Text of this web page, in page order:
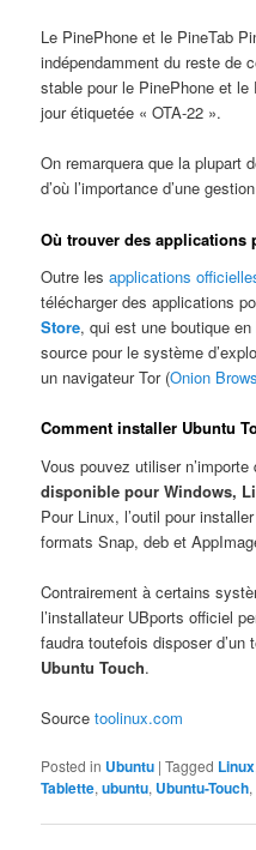
Le PinePhone et le PineTab
indépendamment du reste de
stable pour le PinePhone et
jour étiquetée « OTA-22 ».
On remarquera que la plupart
d’où l’importance d’une
Où trouver des applications
Outre lesapplications
télécharger des applications
Store, qui est une boutique
source pour le système
un navigateur Tor (Onion
Comment installer Ubuntu
Vous pouvez utiliser n’importe
disponible pour Windows,
Pour Linux, l’outil pour
formats Snap, deb et
Contrairement à certains
l’installateur UBports officiel
faudra toutefois disposer d’un
Ubuntu Touch.
Sourcetoolinux.com
Posted in Ubuntu |Tagged Linux
Tablette,ubuntu, Ubuntu-Touch,